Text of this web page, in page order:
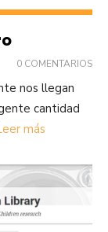
0 COMENTARIOS
nos llegan
cantidad
más